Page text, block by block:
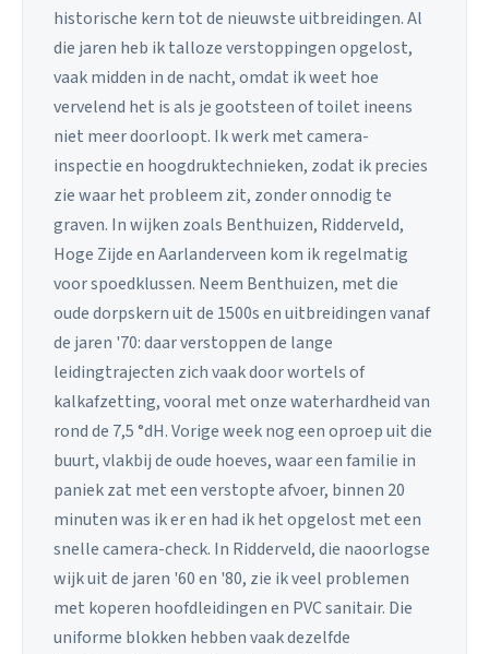
historische kern tot de nieuwste uitbreidingen. Al
die jaren heb ik talloze verstoppingen opgelost,
vaak midden in de nacht, omdat ik weet hoe
vervelend het is als je gootsteen of toilet ineens
niet meer doorloopt. Ik werk met camera-
inspectie en hoogdruktechnieken, zodat ik precies
zie waar het probleem zit, zonder onnodig te
graven. In wijken zoals Benthuizen, Ridderveld,
Hoge Zijde en Aarlanderveen kom ik regelmatig
voor spoedklussen. Neem Benthuizen, met die
oude dorpskern uit de 1500s en uitbreidingen vanaf
de jaren '70: daar verstoppen de lange
leidingtrajecten zich vaak door wortels of
kalkafzetting, vooral met onze waterhardheid van
rond de 7,5 °dH. Vorige week nog een oproep uit die
buurt, vlakbij de oude hoeves, waar een familie in
paniek zat met een verstopte afvoer, binnen 20
minuten was ik er en had ik het opgelost met een
snelle camera-check. In Ridderveld, die naoorlogse
wijk uit de jaren '60 en '80, zie ik veel problemen
met koperen hoofdleidingen en PVC sanitair. Die
uniforme blokken hebben vaak dezelfde